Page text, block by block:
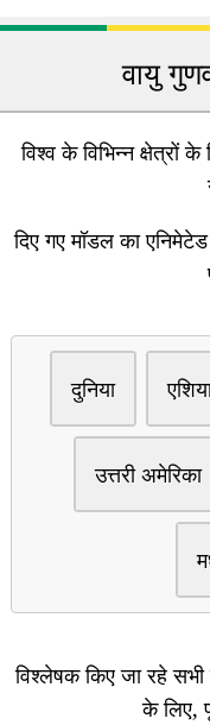
वायु
विश्व के विभिन्न क्षेत्रों
दिए गए मॉडल का
दुनिया
उत्तरी अमेरिका
विश्लेषक किए जा रहे सभी
के लिए,